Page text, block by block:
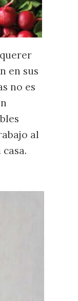
en sus
no es
al